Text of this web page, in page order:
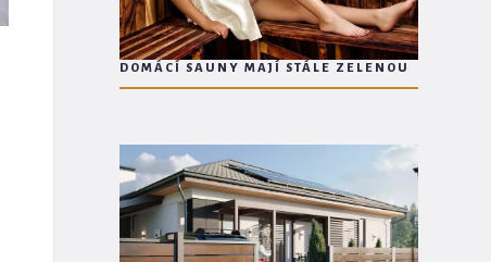
DOMÁCÍ SAUNY MAJÍ STÁLE ZELENOU